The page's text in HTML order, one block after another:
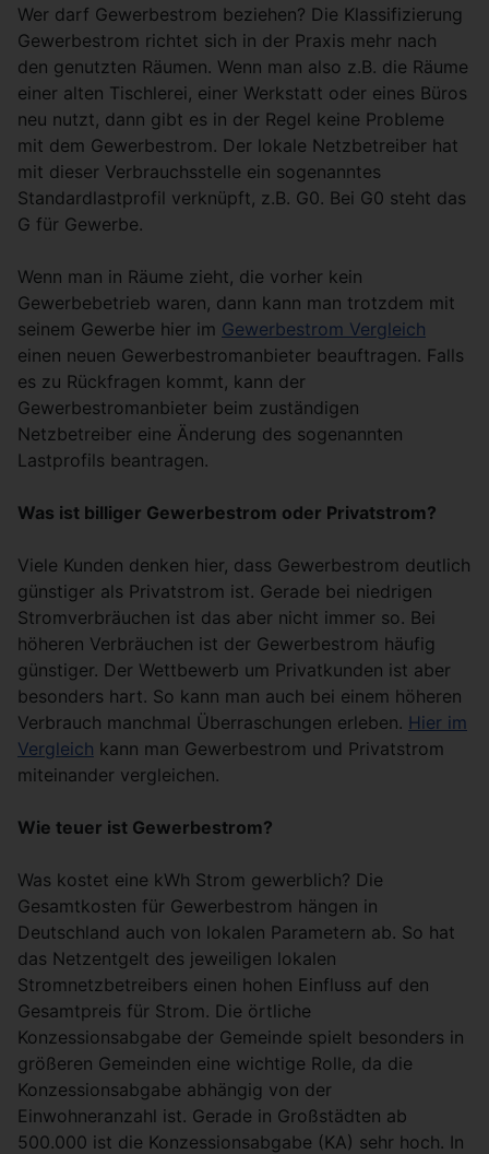
Wer darf Gewerbestrom beziehen? Die Klassifizierung
Gewerbestrom richtet sich in der Praxis mehr nach
den genutzten Räumen. Wenn man also z.B. die Räume
einer alten Tischlerei, einer Werkstatt oder eines Büros
neu nutzt, dann gibt es in der Regel keine Probleme
mit dem Gewerbestrom. Der lokale Netzbetreiber hat
mit dieser Verbrauchsstelle ein sogenanntes
Standardlastprofil verknüpft, z.B. G0. Bei G0 steht das
G für Gewerbe.
Wenn man in Räume zieht, die vorher kein
Gewerbebetrieb waren, dann kann man trotzdem mit
seinem Gewerbe hier im Gewerbestrom Vergleich
einen neuen Gewerbestromanbieter beauftragen. Falls
es zu Rückfragen kommt, kann der
Gewerbestromanbieter beim zuständigen
Netzbetreiber eine Änderung des sogenannten
Lastprofils beantragen.
Was ist billiger Gewerbestrom oder Privatstrom?
Viele Kunden denken hier, dass Gewerbestrom deutlich
günstiger als Privatstrom ist. Gerade bei niedrigen
Stromverbräuchen ist das aber nicht immer so. Bei
höheren Verbräuchen ist der Gewerbestrom häufig
günstiger. Der Wettbewerb um Privatkunden ist aber
besonders hart. So kann man auch bei einem höheren
Verbrauch manchmal Überraschungen erleben. Hier im
Vergleich kann man Gewerbestrom und Privatstrom
miteinander vergleichen.
Wie teuer ist Gewerbestrom?
Was kostet eine kWh Strom gewerblich? Die
Gesamtkosten für Gewerbestrom hängen in
Deutschland auch von lokalen Parametern ab. So hat
das Netzentgelt des jeweiligen lokalen
Stromnetzbetreibers einen hohen Einfluss auf den
Gesamtpreis für Strom. Die örtliche
Konzessionsabgabe der Gemeinde spielt besonders in
größeren Gemeinden eine wichtige Rolle, da die
Konzessionsabgabe abhängig von der
Einwohneranzahl ist. Gerade in Großstädten ab
500.000 ist die Konzessionsabgabe (KA) sehr hoch. In